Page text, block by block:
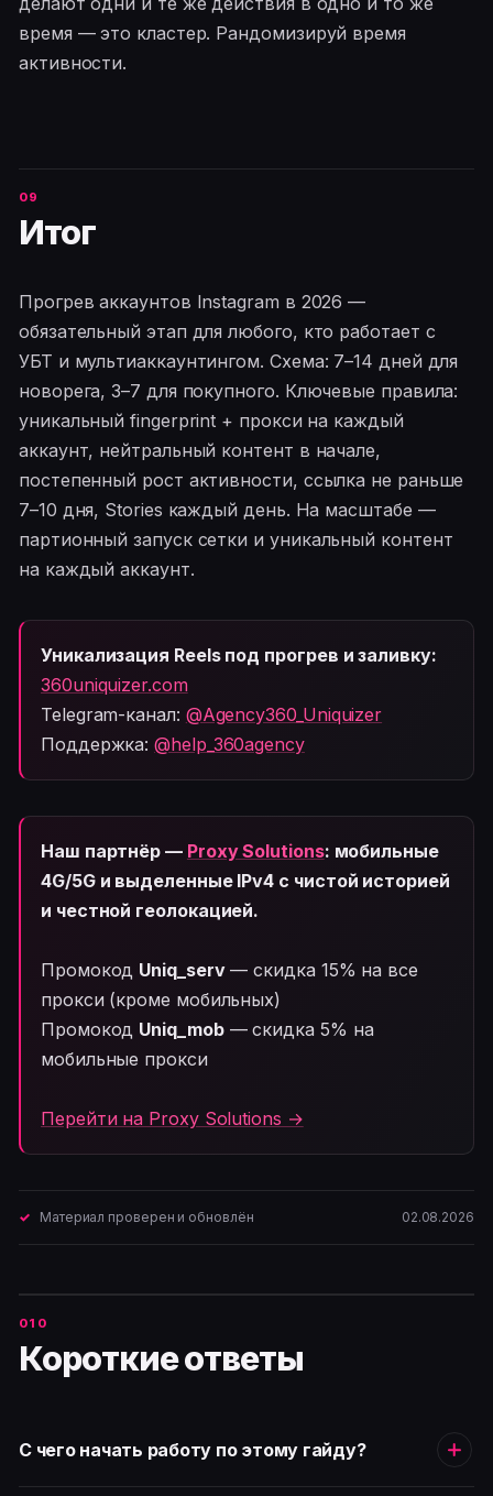
время — это кластер. Рандомизируй время
активности.
Итог
Прогрев аккаунтов Instagram в 2026 —
обязательный этап для любого, кто работает с
УБТ и мультиаккаунтингом. Схема: 7–14 дней для
новорега, 3–7 для покупного. Ключевые правила:
уникальный fingerprint + прокси на каждый
аккаунт, нейтральный контент в начале,
постепенный рост активности, ссылка не раньше
7–10 дня, Stories каждый день. На масштабе —
партионный запуск сетки и уникальный контент
на каждый аккаунт.
Уникализация Reels под прогрев и заливку:
360uniquizer.com
Telegram-канал: @Agency360_Uniquizer
Поддержка:@help_360agency
Наш партнёр — Proxy Solutions: мобильные
4G/5G и выделенные IPv4 с чистой историей
и честной геолокацией.
Промокод Uniq_serv— скидка 15% на все
прокси (кроме мобильных)
Промокод Uniq_mob— скидка 5% на
мобильные прокси
Перейти на Proxy Solutions →
Материал проверен и обновлён 02.08.2026
Короткие ответы
С чего начать работу по этому гайду?